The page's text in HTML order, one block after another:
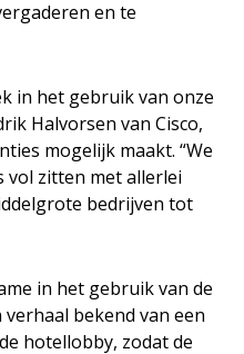
en te
in het gebruik van onze
Halvorsen van Cisco,
mogelijk maakt. “We
vol zitten met allerlei
bedrijven tot
in het gebruik van de
verhaal bekend van een
hotellobby, zodat de